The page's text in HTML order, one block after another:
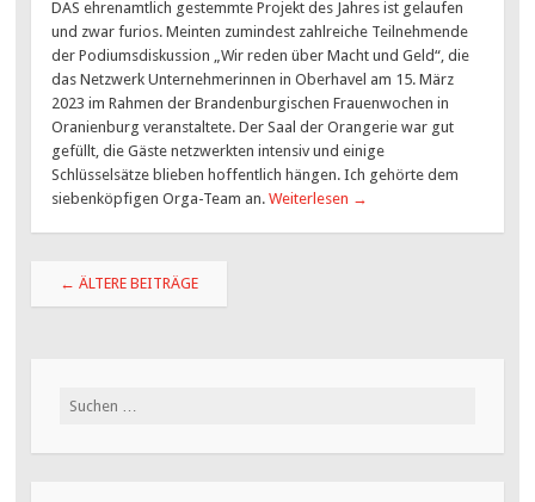
DAS ehrenamtlich gestemmte Projekt des Jahres ist gelaufen
und zwar furios. Meinten zumindest zahlreiche Teilnehmende
der Podiumsdiskussion „Wir reden über Macht und Geld“, die
das Netzwerk Unternehmerinnen in Oberhavel am 15. März
2023 im Rahmen der Brandenburgischen Frauenwochen in
Oranienburg veranstaltete. Der Saal der Orangerie war gut
gefüllt, die Gäste netzwerkten intensiv und einige
Schlüsselsätze blieben hoffentlich hängen. Ich gehörte dem
siebenköpfigen Orga-Team an.Weiterlesen →
Beitragsnavigation
← ÄLTERE BEITRÄGE
Suchen